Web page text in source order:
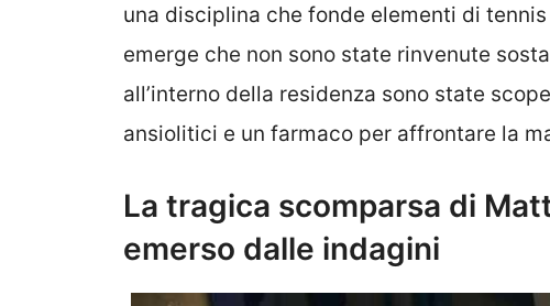
una disciplina che fonde elementi di
emerge che non sono state rinvenute
all’interno della residenza sono state
ansiolitici e un farmaco per affrontare la
La tragica scomparsa di
emerso dalle indagini